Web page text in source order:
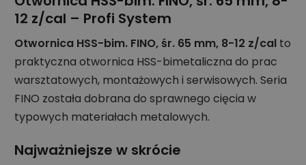
12 z/cal – Profi System
Otwornica HSS-bim. FINO, śr. 65 mm, 8-12 z/cal to
praktyczna otwornica HSS-bimetaliczna do prac
warsztatowych, montażowych i serwisowych. Seria
FINO została dobrana do sprawnego cięcia w
typowych materiałach metalowych.
Najważniejsze w skrócie